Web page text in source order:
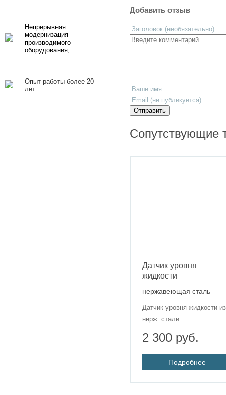
Непрерывная
модернизация
производимого
оборудования;
Опыт работы более 20
лет.
Добавить отзыв
Отправить
Сопутствующие
Датчик уровня
жидкости
нержавеющая сталь
Датчик уровня жидкости из
нерж. стали
2 300 руб.
Подробнее